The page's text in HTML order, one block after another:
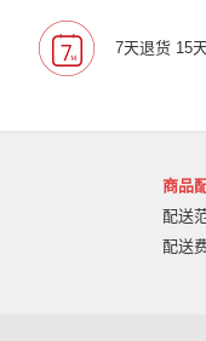
7天退货 15
商品
配送
配送